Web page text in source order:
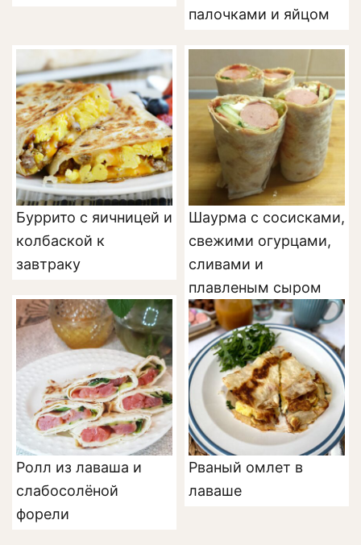
палочками и яйцом
Буррито с яичницей и
колбаской к
завтраку
Шаурма с сосисками,
свежими огурцами,
сливами и
плавленым сыром
Ролл из лаваша и
слабосолёной
форели
Рваный омлет в
лаваше